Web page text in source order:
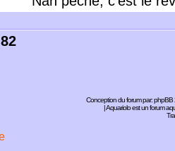
82
Conception du forum par:phpBB
| Aquariolo est un forum